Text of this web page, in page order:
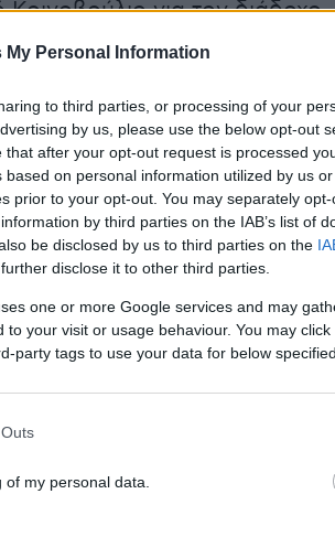
My Personal Information
to third parties, or processing of your
by us, please use the below opt-out
after your opt-out request is processed
on personal information utilized by us
prior to your opt-out. You may separately
by third parties on the IAB’s list of
be disclosed by us to third parties on the
disclose it to other third parties.
one or more Google services and may
to your visit or usage behaviour. You may
party tags to use your data for below
my personal data.
για τον διάδοχο
4 Νοεμβρίου. Υποψήφιοι
Από την πλευρά των
θέσει οι Κρίς Μπριάντ,
οι αντιπρόεδροι του
Λέινγκ και Ρόζι
οι θέσεις των
νέος διάδοχος θα έχει τόσο
σκηνή όσο ο
διαμηνύουν ότι δεν